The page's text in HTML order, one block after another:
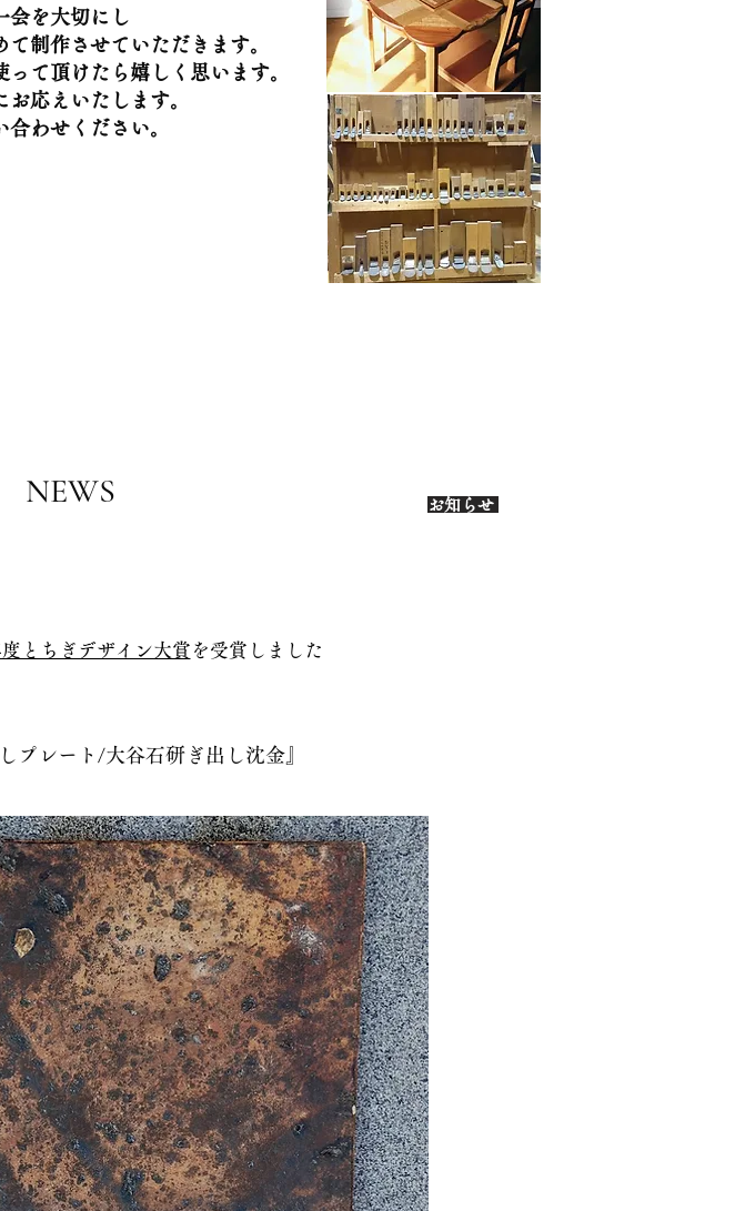
会を大切にし
制作させていただきます。
て頂けたら嬉しく思います。
応えいたします。
わせください。
NEWS お知らせ
とちぎデザイン大賞 を受賞しました
ト/大谷石研ぎ出し沈金』